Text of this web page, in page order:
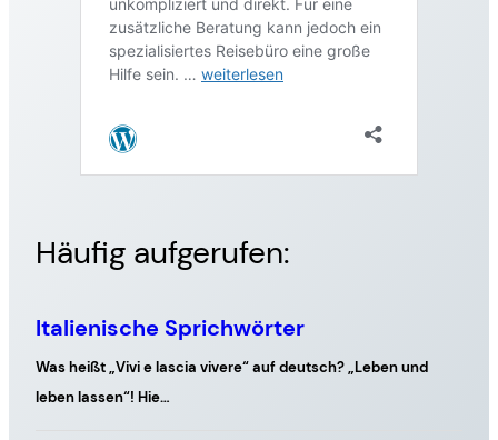
Häufig aufgerufen: